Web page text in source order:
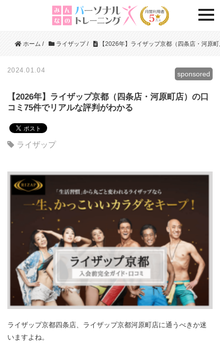
ホーム / ライザップ/ 【2026年】ライザップ京都（四条店・河原
sponsored
2024.01.04
【2026年】ライザップ京都（四条店・河原町店）の口
コミ75件でリアルな評判がわかる
ライザップ
ライザップ京都四条店、ライザップ京都河原町店に通うべきか迷
いますよね。